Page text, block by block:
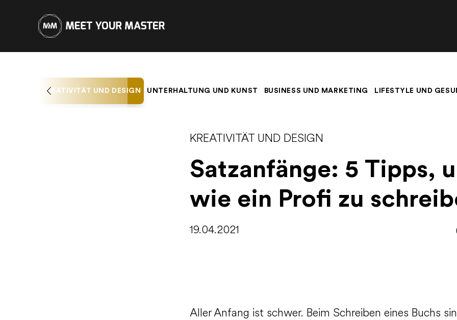
KREATIVITÄT UND DESIGN UNTERHALTUNG UND KUNST BUSINESS UND MARKETING LIFESTYLE UND
KREATIVITÄT UND DESIGN
Satzanfänge: 5 Tipps,
wie ein Profi zu
19.04.2021
Aller Anfang ist schwer. Beim Schreiben eines Buchs